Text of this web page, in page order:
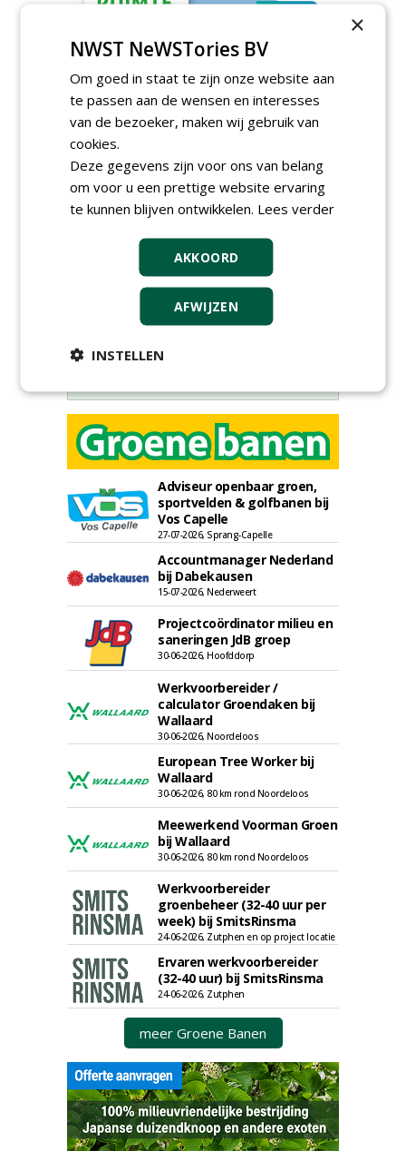
Meld je aan voor onze digitale
nieuwsbrief.
Adviseur openbaar groen,
sportvelden & golfbanen bij
Vos Capelle
27-07-2026, Sprang-Capelle
Accountmanager Nederland
bij Dabekausen
15-07-2026, Nederweert
Projectcoördinator milieu en
saneringen JdB groep
30-06-2026, Hoofddorp
Werkvoorbereider /
calculator Groendaken bij
Wallaard
30-06-2026, Noordeloos
European Tree Worker bij
Wallaard
30-06-2026, 80 km rond Noordeloos
Meewerkend Voorman Groen
bij Wallaard
30-06-2026, 80 km rond Noordeloos
Werkvoorbereider
groenbeheer (32-40 uur per
week) bij SmitsRinsma
24-06-2026, Zutphen en op project locatie
Ervaren werkvoorbereider
(32-40 uur) bij SmitsRinsma
24-06-2026, Zutphen
meer Groene Banen
×
NWST NeWSTories BV
Om goed in staat te zijn onze website aan
te passen aan de wensen en interesses
van de bezoeker, maken wij gebruik van
cookies.
Deze gegevens zijn voor ons van belang
om voor u een prettige website ervaring
te kunnen blijven ontwikkelen. Lees verder
AKKOORD
AFWIJZEN
INSTELLEN